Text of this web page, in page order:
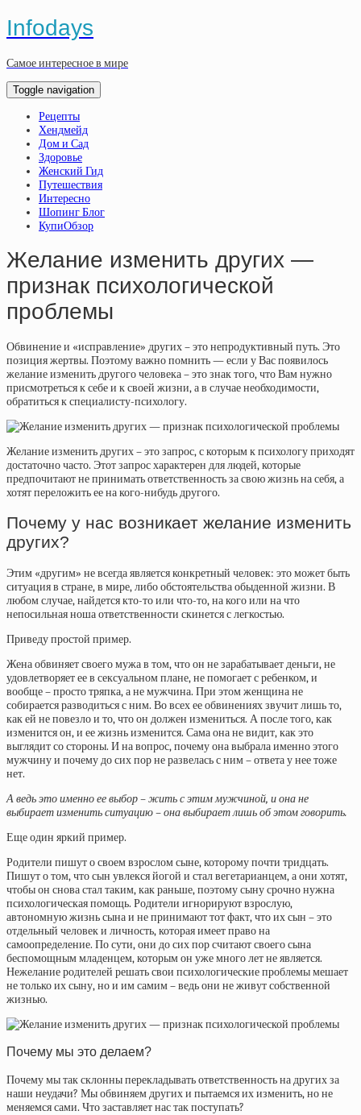
Infodays
Самое интересное в мире
Toggle navigation
Рецепты
Хендмейд
Дом и Сад
Здоровье
Женский Гид
Путешествия
Интересно
Шопинг Блог
КупиОбзор
Желание изменить других —
признак психологической
проблемы
Обвинение и «исправление» других – это непродуктивный путь. Это
позиция жертвы. Поэтому важно помнить — если у Вас появилось
желание изменить другого человека – это знак того, что Вам нужно
присмотреться к себе и к своей жизни, а в случае необходимости,
обратиться к специалисту-психологу.
Желание изменить других – это запрос, с которым к психологу приходят
достаточно часто. Этот запрос характерен для людей, которые
предпочитают не принимать ответственность за свою жизнь на себя, а
хотят переложить ее на кого-нибудь другого.
Почему у нас возникает желание изменить
других?
Этим «другим» не всегда является конкретный человек: это может быть
ситуация в стране, в мире, либо обстоятельства обыденной жизни. В
любом случае, найдется кто-то или что-то, на кого или на что
непосильная ноша ответственности скинется с легкостью.
Приведу простой пример.
Жена обвиняет своего мужа в том, что он не зарабатывает деньги, не
удовлетворяет ее в сексуальном плане, не помогает с ребенком, и
вообще – просто тряпка, а не мужчина. При этом женщина не
собирается разводиться с ним. Во всех ее обвинениях звучит лишь то,
как ей не повезло и то, что он должен измениться. А после того, как
изменится он, и ее жизнь изменится. Сама она не видит, как это
выглядит со стороны. И на вопрос, почему она выбрала именно этого
мужчину и почему до сих пор не развелась с ним – ответа у нее тоже
нет.
А ведь это именно ее выбор – жить с этим мужчиной, и она не
выбирает изменить ситуацию – она выбирает лишь об этом говорить.
Еще один яркий пример.
Родители пишут о своем взрослом сыне, которому почти тридцать.
Пишут о том, что сын увлекся йогой и стал вегетарианцем, а они хотят,
чтобы он снова стал таким, как раньше, поэтому сыну срочно нужна
психологическая помощь. Родители игнорируют взрослую,
автономную жизнь сына и не принимают тот факт, что их сын – это
отдельный человек и личность, которая имеет право на
самоопределение. По сути, они до сих пор считают своего сына
беспомощным младенцем, которым он уже много лет не является.
Нежелание родителей решать свои психологические проблемы мешает
не только их сыну, но и им самим – ведь они не живут собственной
жизнью.
Почему мы это делаем?
Почему мы так склонны перекладывать ответственность на других за
наши неудачи? Мы обвиняем других и пытаемся их изменить, но не
меняемся сами. Что заставляет нас так поступать?